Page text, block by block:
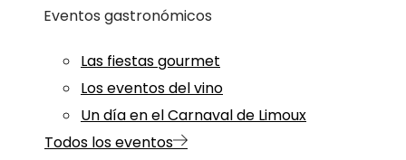
Eventos gastronómicos
Las fiestas gourmet
Los eventos del vino
Un día en el Carnaval de Limoux
Todos los eventos